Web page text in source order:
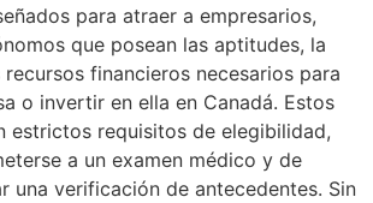
para atraer a empresarios,
que posean las aptitudes, la
financieros necesarios para
o invertir en ella en Canadá. Estos
estrictos requisitos de elegibilidad,
a un examen médico y de
una verificación de antecedentes. Sin